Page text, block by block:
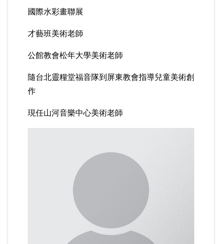
國際水彩畫聯展
才藝班美術老師
公館教會松年大學美術老師
隨台北靈糧堂福音隊到屏東教會指導兒童美術創
作
現任山河音樂中心美術老師